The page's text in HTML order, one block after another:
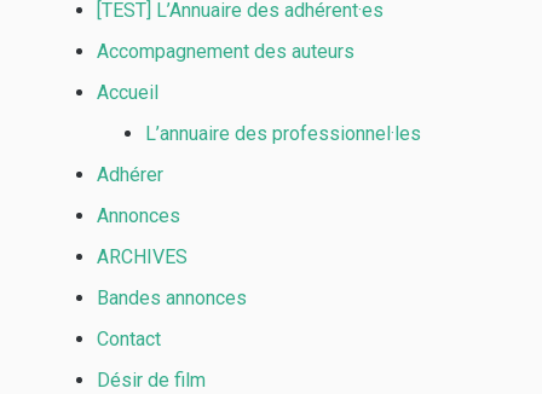
[TEST] L’Annuaire des adhérent·es
Accompagnement des auteurs
Accueil
L’annuaire des professionnel·les
Adhérer
Annonces
ARCHIVES
Bandes annonces
Contact
Désir de film